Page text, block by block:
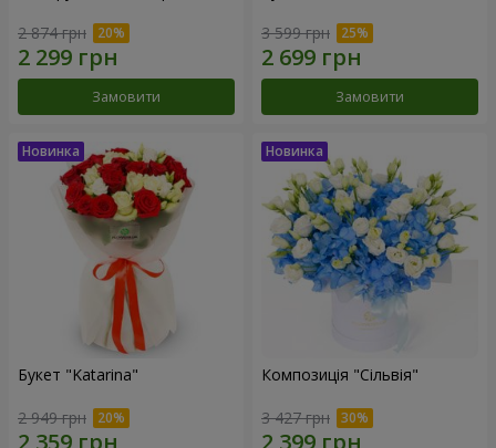
2 874 грн
Замовити
3 599 грн
Замовити
Букет "Katarina"
2 949 грн
Композиція "Сільвія"
3 427 грн